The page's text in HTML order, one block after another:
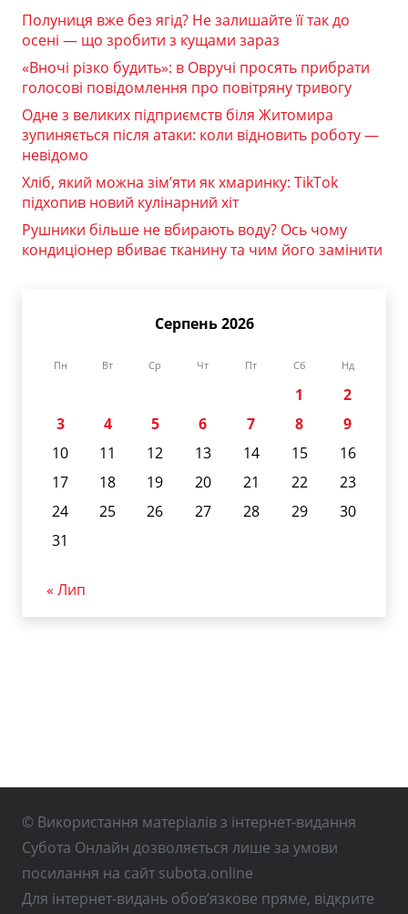
Полуниця вже без ягід? Не залишайте її так до
осені — що зробити з кущами зараз
«Вночі різко будить»: в Овручі просять прибрати
голосові повідомлення про повітряну тривогу
Одне з великих підприємств біля Житомира
зупиняється після атаки: коли відновить роботу —
невідомо
Хліб, який можна зім’яти як хмаринку: TikTok
підхопив новий кулінарний хіт
Рушники більше не вбирають воду? Ось чому
кондиціонер вбиває тканину та чим його замінити
Серпень 2026
Пн Вт Ср Чт Пт Сб Нд
1
2
3
4 5 6 7 8
9
10
11 12 13 14 15
16
17
18 19 20 21 22
23
24
25 26 27 28 29
30
31
« Лип
© Використання матеріалів з інтернет-видання
Субота Онлайн дозволяється лише за умови
посилання на сайт subota.online
Для інтернет-видань обов’язкове пряме, відкрите